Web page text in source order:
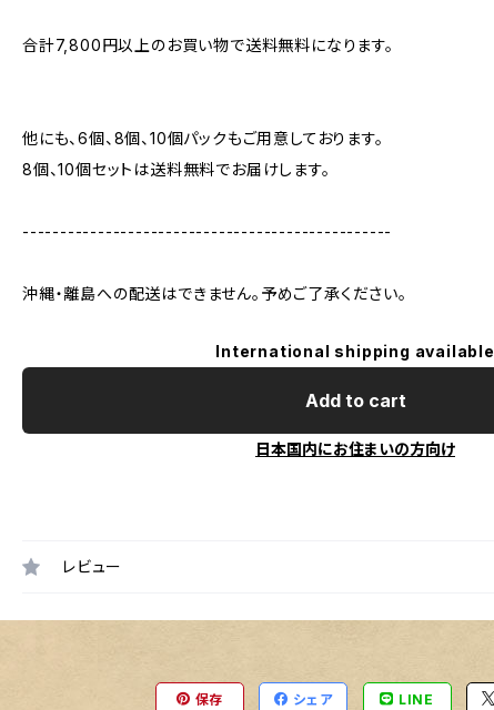
合計7,800円以上のお買い物で送料無料になります。
他にも、6個、8個、10個パックもご用意しております。
8個、10個セットは送料無料でお届けします。
-------------------------------------------------
沖縄・離島への配送はできません。予めご了承ください。
International shipping available
Add to cart
日本国内にお住まいの方向け
レビュー
保存 シェア LINE